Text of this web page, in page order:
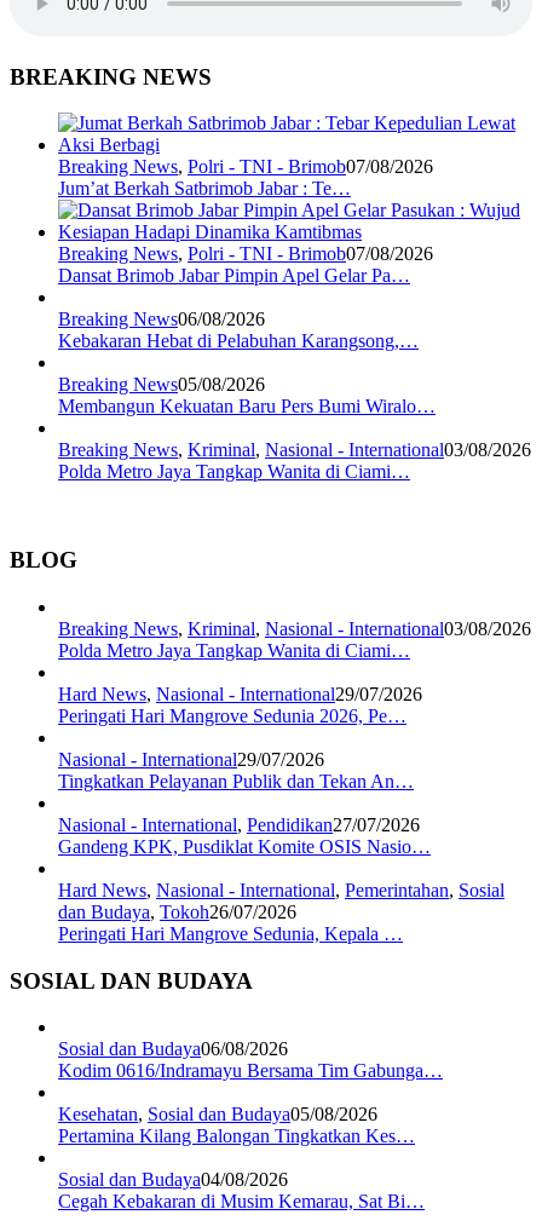
BREAKING NEWS
Breaking News, Polri - TNI - Brimob07/08/2026
Jum’at Berkah Satbrimob Jabar : Te…
Breaking News, Polri - TNI - Brimob07/08/2026
Dansat Brimob Jabar Pimpin Apel Gelar Pa…
Breaking News06/08/2026
Kebakaran Hebat di Pelabuhan Karangsong,…
Breaking News05/08/2026
Membangun Kekuatan Baru Pers Bumi Wiralo…
Breaking News, Kriminal, Nasional - International03/08/2026
Polda Metro Jaya Tangkap Wanita di Ciami…
BLOG
Breaking News, Kriminal, Nasional - International03/08/2026
Polda Metro Jaya Tangkap Wanita di Ciami…
Hard News, Nasional - International29/07/2026
Peringati Hari Mangrove Sedunia 2026, Pe…
Nasional - International29/07/2026
Tingkatkan Pelayanan Publik dan Tekan An…
Nasional - International, Pendidikan27/07/2026
Gandeng KPK, Pusdiklat Komite OSIS Nasio…
Hard News, Nasional - International, Pemerintahan, Sosial
dan Budaya, Tokoh26/07/2026
Peringati Hari Mangrove Sedunia, Kepala …
SOSIAL DAN BUDAYA
Sosial dan Budaya06/08/2026
Kodim 0616/Indramayu Bersama Tim Gabunga…
Kesehatan, Sosial dan Budaya05/08/2026
Pertamina Kilang Balongan Tingkatkan Kes…
Sosial dan Budaya04/08/2026
Cegah Kebakaran di Musim Kemarau, Sat Bi…